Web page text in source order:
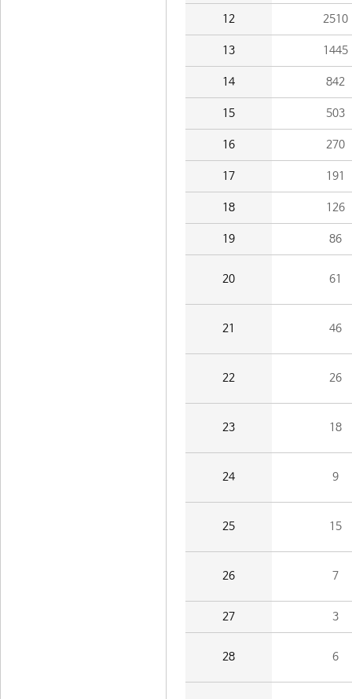
12 2510
13 1445
14 842
15 503
16 270
17 191
18 126
19 86
20 61
21 46
22 26
23 18
24 9
25 15
26 7
27 3
28 6